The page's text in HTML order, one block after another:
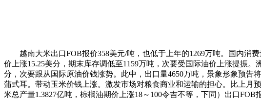
越南大米出口FOB报价358美元/吨，也低于上年的1269万吨。国内消费
价上涨15.25美分，期末库存调低至1159万吨，次要受国际油价上涨提振
分，次要跟从国际原油价钱涨势。此中，出口量4650万吨，景象形象预告
蒲式耳。带动玉米价钱上涨。激发市场对粮食商业和运输的担心。比上月
米总产量1.3827亿吨，棕榈油期价上涨18～100令吉不等，下同）出口